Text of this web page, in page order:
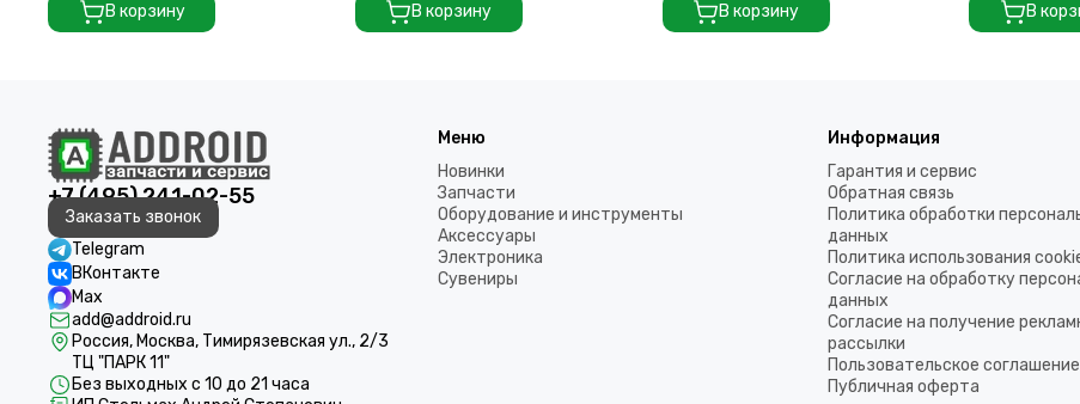
В корзину В корзину В корзину В
+7 (495) 241-02-55
Заказать звонок
Telegram
ВКонтакте
Max
add@addroid.ru
Россия, Москва, Тимирязевская ул., 2/3
ТЦ "ПАРК 11"
Без выходных с 10 до 21 часа
Меню
Новинки
Запчасти
Оборудование и инструменты
Аксессуары
Электроника
Сувениры
Информация
Гарантия и сервис
Обратная связь
Политика обработки
данных
Политика использования
Согласие на обработку
данных
Согласие на получение
рассылки
Пользовательское соглашение
Публичная оферта